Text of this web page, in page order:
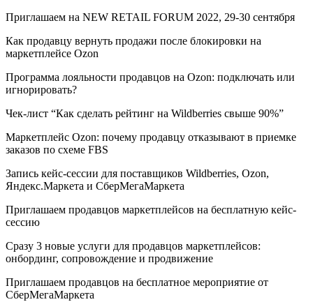
Приглашаем на NEW RETAIL FORUM 2022, 29-30 сентября
Как продавцу вернуть продажи после блокировки на
маркетплейсе Ozon
Программа лояльности продавцов на Ozon: подключать или
игнорировать?
Чек-лист “Как сделать рейтинг на Wildberries свыше 90%”
Маркетплейс Ozon: почему продавцу отказывают в приемке
заказов по схеме FBS
Запись кейс-сессии для поставщиков Wildberries, Ozon,
Яндекс.Маркета и СберМегаМаркета
Приглашаем продавцов маркетплейсов на бесплатную кейс-
сессию
Сразу 3 новые услуги для продавцов маркетплейсов:
онбординг, сопровождение и продвижение
Приглашаем продавцов на бесплатное мероприятие от
СберМегаМаркета